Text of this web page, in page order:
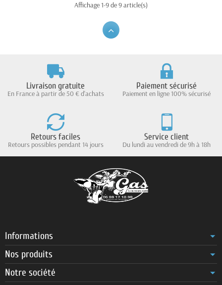
Affichage 1-9 de 9 article(s)
Livraison gratuite
En France à partir de 50 € d'achats
Paiement sécurisé
Paiement en ligne 100% sécurisé
Retours faciles
Retours possibles pendant 14 jours
Service client
Du lundi au vendredi de 9h à 18h
Informations
Nos produits
Notre société